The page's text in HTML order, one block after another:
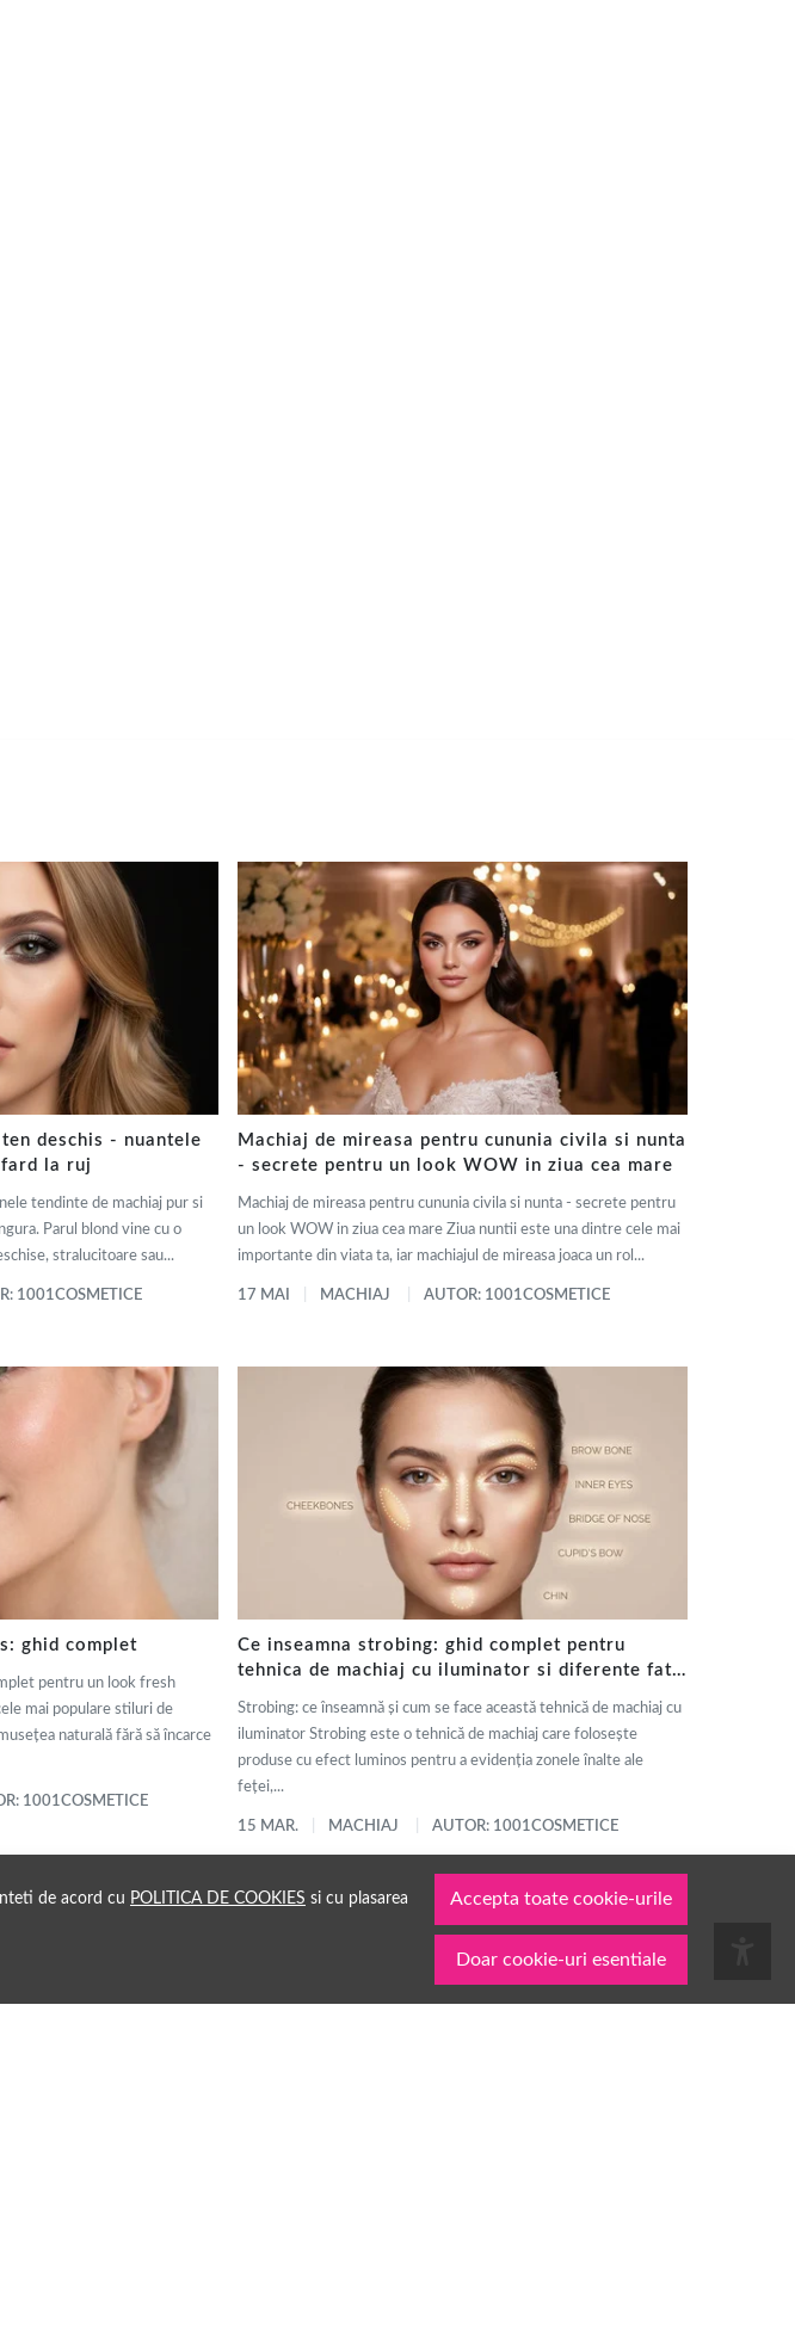
de acord cu POLITICA DE COOKIES si cu plasarea
Accepta toate cookie-urile
Doar cookie-uri esentiale
deschis - nuantele
la ruj
tendinte de machiaj pur si
Parul blond vine cu o
stralucitoare sau...
1001COSMETICE
Machiaj de mireasa pentru cununia civila si nunta
- secrete pentru un look WOW in ziua cea mare
Machiaj de mireasa pentru cununia civila si nunta - secrete pentru
un look WOW in ziua cea mare Ziua nuntii este una dintre cele mai
importante din viata ta, iar machiajul de mireasa joaca un rol...
17 MAI MACHIAJ AUTOR: 1001COSMETICE
ghid complet
pentru un look fresh
mai populare stiluri de
naturală fără să încarce
1001COSMETICE
Ce inseamna strobing: ghid complet pentru
tehnica de machiaj cu iluminator si diferente fata
Strobing: ce înseamnă și cum se face această tehnică de machiaj cu
iluminator Strobing este o tehnică de machiaj care folosește
produse cu efect luminos pentru a evidenția zonele înalte ale
feței,...
15 MAR. MACHIAJ AUTOR: 1001COSMETICE